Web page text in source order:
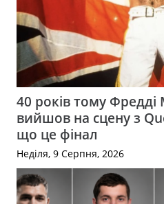
40 років тому Фредді
вийшов на сцену з
що це фінал
Неділя, 9 Серпня, 2026